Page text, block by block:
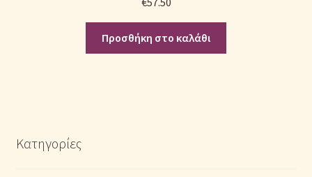
Προσθήκη στο καλάθι
Κατηγορίες